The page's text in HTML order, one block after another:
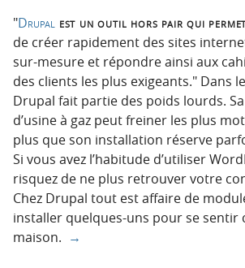
Drupal est un outil hors pair qui
de créer rapidement des sites
sur-mesure et répondre ainsi aux
des clients les plus exigeants. Dans
Drupal fait partie des poids lourds.
d’usine à gaz peut freiner les plus
plus que son installation réserve
Si vous avez l’habitude d’utiliser
risquez de ne plus retrouver votre
Chez Drupal tout est affaire de
installer quelques-uns pour se sentir
maison. →